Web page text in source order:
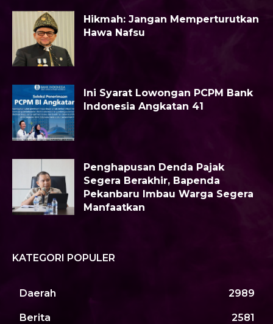
Hikmah: Jangan Memperturutkan
Hawa Nafsu
Ini Syarat Lowongan PCPM Bank
Indonesia Angkatan 41
Penghapusan Denda Pajak
Segera Berakhir, Bapenda
Pekanbaru Imbau Warga Segera
Manfaatkan
KATEGORI POPULER
Daerah 2989
Berita 2581